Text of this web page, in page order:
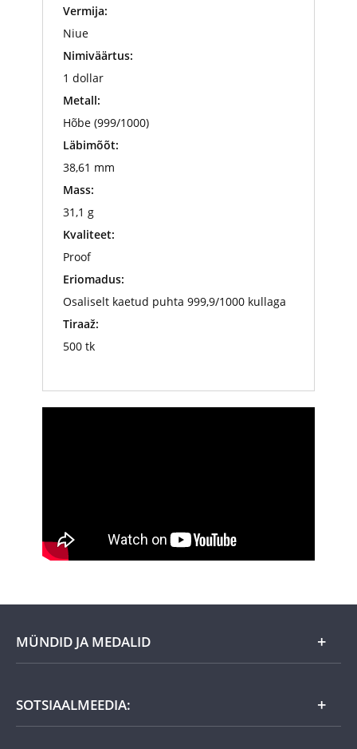
Vermija:
Niue
Nimiväärtus:
1 dollar
Metall:
Hõbe (999/1000)
Läbimõõt:
38,61 mm
Mass:
31,1 g
Kvaliteet:
Proof
Eriomadus:
Osaliselt kaetud puhta 999,9/1000 kullaga
Tiraaž:
500 tk
MÜNDID JA MEDALID
Kingiideed
SOTSIAALMEEDIA: